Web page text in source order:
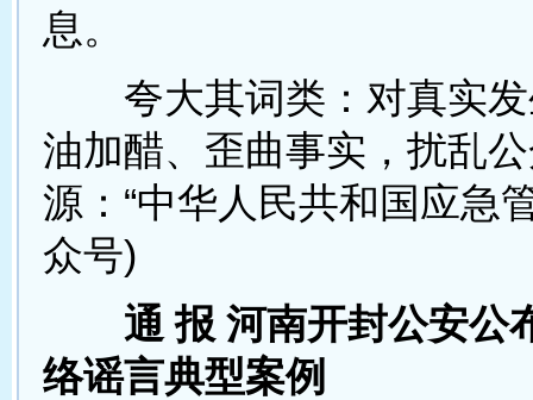
息。
夸大其词类：对真实发
油加醋、歪曲事实，扰乱
源：“中华人民共和国应急
众号)
通 报 河南开封公安公
络谣言典型案例